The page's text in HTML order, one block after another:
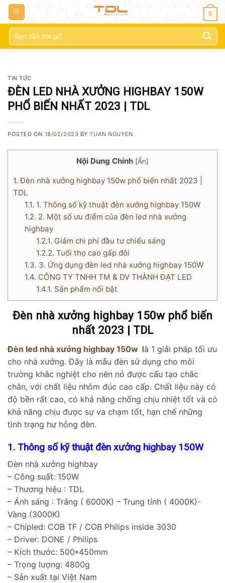
0
Tìm
kiếm:
TIN TỨC
ĐÈN LED NHÀ XƯỞNG HIGHBAY 150W
PHỔ BIẾN NHẤT 2023 | TDL
POSTED ON 18/02/2023 BYTUAN NGUYEN
Nội Dung Chính [Ẩn]
1. Đèn nhà xưởng highbay 150w phổ biến nhất 2023 |
TDL
1.1. 1. Thông số kỹ thuật đèn xưởng highbay 150W
1.2. 2. Một số ưu điểm của đèn led nhà xưởng
highbay
1.2.1. Giảm chi phí đầu tư chiếu sáng
1.2.2. Tuổi thọ cao gấp đôi
1.3. 3. Ứng dụng đèn led nhà xưởng highbay 150W
1.4. CÔNG TY TNHH TM & DV THÀNH ĐẠT LED
1.4.1. Sản phẩm nổi bật
Đèn nhà xưởng highbay 150w phổ biến
nhất 2023 | TDL
Đèn led nhà xưởng highbay 150w là 1 giải pháp tối ưu
cho nhà xưởng. Đây là mẫu đèn sử dụng cho môi
trường khắc nghiệt cho nên nó được cấu tạo chắc
chắn, với chất liệu nhôm đúc cao cấp. Chất liệu này có
độ bền rất cao, có khả năng chống chịu nhiệt tốt và có
khả năng chịu được sự va chạm tốt, hạn chế những
tình trạng hư hỏng đèn.
1. Thông số kỹ thuật đèn xưởng highbay 150W
Đèn nhà xưởng highbay
– Công suất: 150W
– Thương hiệu : TDL
– Ánh sáng : Trắng ( 6000K) – Trung tính ( 4000K)-
Vàng (3000K)
– Chipled: COB TF / COB Philips inside 3030
– Driver: DONE / Philips
– Kích thước: 500*450mm
– Trọng lượng: 4800g
– Sản xuất tại Việt Nam